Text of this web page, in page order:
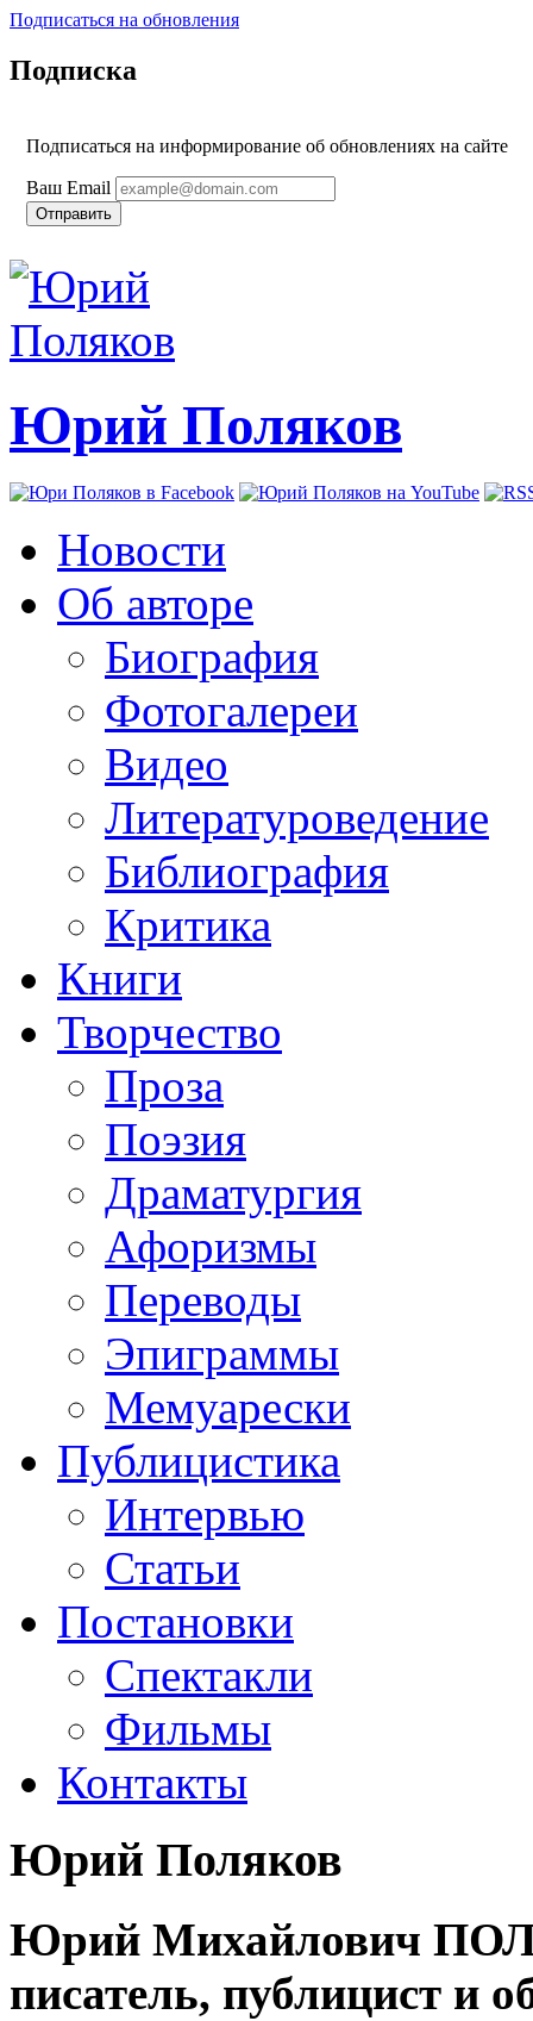
Подписаться на обновления
Подписка
Подписаться на информирование об обновлениях на сайте
Ваш Email
Юрий Поляков
Новости
Об авторе
Биография
Фотогалереи
Видео
Литературоведение
Библиография
Критика
Книги
Творчество
Проза
Поэзия
Драматургия
Афоризмы
Переводы
Эпиграммы
Мемуарески
Публицистика
Интервью
Статьи
Постановки
Спектакли
Фильмы
Контакты
Юрий Поляков
Юрий Михайлович
писатель, публицист и